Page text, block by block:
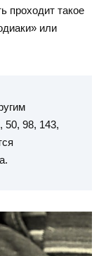
проходит такое
или
50, 98, 143,